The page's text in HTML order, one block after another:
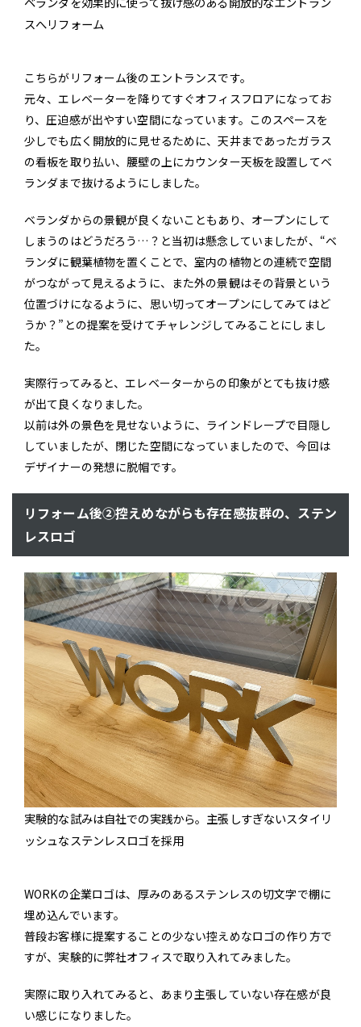
スへリフォーム
こちらがリフォーム後のエントランスです。
元々、エレベーターを降りてすぐオフィスフロアになってお
り、圧迫感が出やすい空間になっています。このスペースを
少しでも広く開放的に見せるために、天井まであったガラス
の看板を取り払い、腰壁の上にカウンター天板を設置してベ
ランダまで抜けるようにしました。
ベランダからの景観が良くないこともあり、オープンにして
しまうのはどうだろう…？と当初は懸念していましたが、“ベ
ランダに観葉植物を置くことで、室内の植物との連続で空間
がつながって見えるように、また外の景観はその背景という
位置づけになるように、思い切ってオープンにしてみてはど
うか？”との提案を受けてチャレンジしてみることにしまし
た。
実際行ってみると、エレベーターからの印象がとても抜け感
が出て良くなりました。
以前は外の景色を見せないように、ラインドレープで目隠し
していましたが、閉じた空間になっていましたので、今回は
デザイナーの発想に脱帽です。
リフォーム後②控えめながらも存在感抜群の、ステン
レスロゴ
実験的な試みは自社での実践から。主張しすぎないスタイリ
ッシュなステンレスロゴを採用
WORKの企業ロゴは、厚みのあるステンレスの切文字で棚に
埋め込んでいます。
普段お客様に提案することの少ない控えめなロゴの作り方で
すが、実験的に弊社オフィスで取り入れてみました。
実際に取り入れてみると、あまり主張していない存在感が良
い感じになりました。